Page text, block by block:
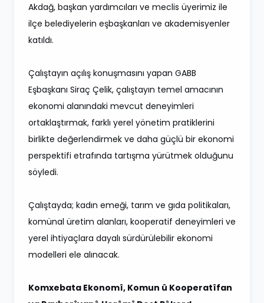
Akdağ, başkan yardımcıları ve meclis üyerimiz ile
ilçe belediyelerin eşbaşkanları ve akademisyenler
katıldı.
Çalıştayın açılış konuşmasını yapan GABB
Eşbaşkanı Siraç Çelik, çalıştayın temel amacının
ekonomi alanındaki mevcut deneyimleri
ortaklaştırmak, farklı yerel yönetim pratiklerini
birlikte değerlendirmek ve daha güçlü bir ekonomi
perspektifi etrafında tartışma yürütmek olduğunu
söyledi.
Çalıştayda; kadın emeği, tarım ve gıda politikaları,
komünal üretim alanları, kooperatif deneyimleri ve
yerel ihtiyaçlara dayalı sürdürülebilir ekonomi
modelleri ele alınacak.
Komxebata Ekonomî, Komun û Kooperatîfan